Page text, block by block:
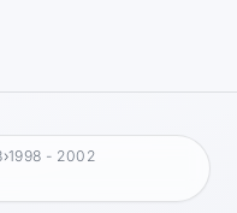
›1998 - 2002